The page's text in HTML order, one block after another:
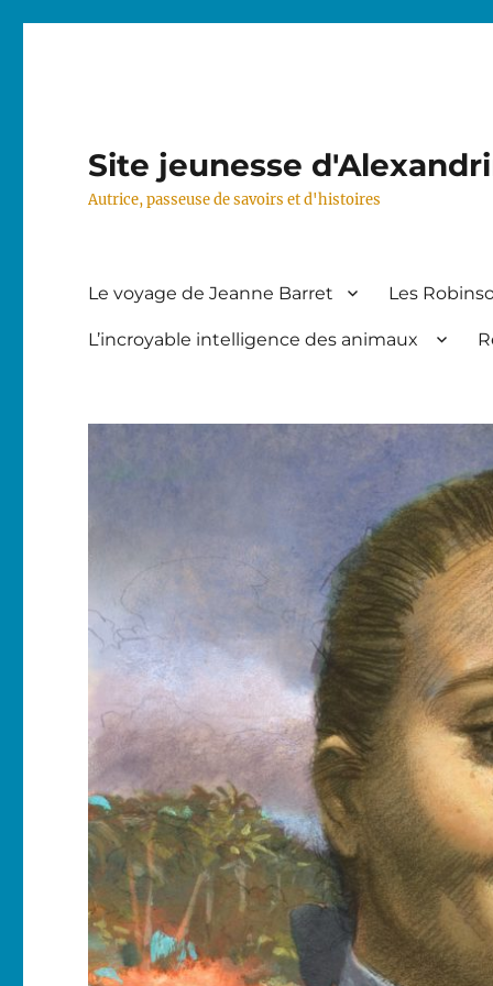
Site jeunesse
Autrice, passeuse de savoirs et d'histoires
Le voyage de Jeanne Barret Les
L’incroyable intelligence des animaux